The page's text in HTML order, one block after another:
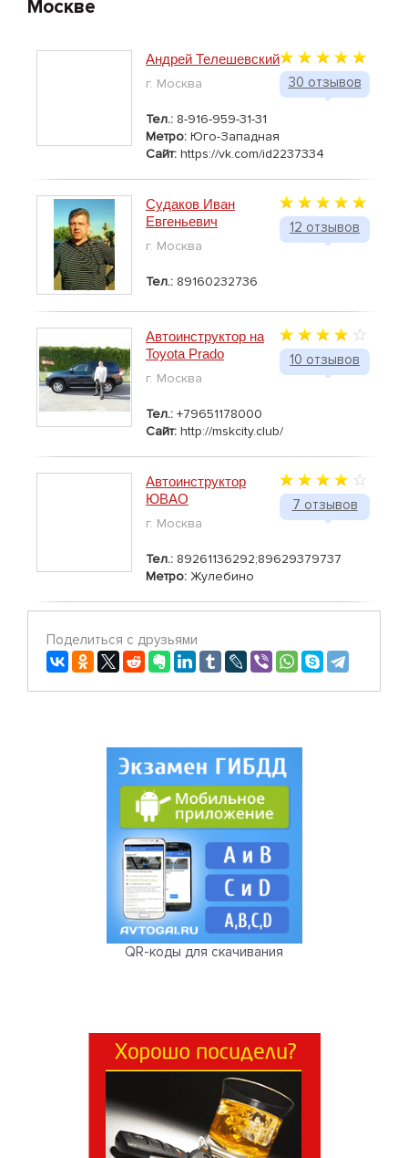
Москве
30 отзывов
Андрей Телешевский
г. Москва
Тел.: 8-916-959-31-31
Метро: Юго-Западная
Сайт: https://vk.com/id2237334
12 отзывов
Судаков Иван
Евгеньевич
г. Москва
Тел.: 89160232736
10 отзывов
Автоинструктор на
Toyota Prado
г. Москва
Тел.: +79651178000
Сайт: http://mskcity.club/
7 отзывов
Автоинструктор
ЮВАО
г. Москва
Тел.: 89261136292;89629379737
Метро: Жулебино
Поделиться с друзьями
QR-коды для скачивания